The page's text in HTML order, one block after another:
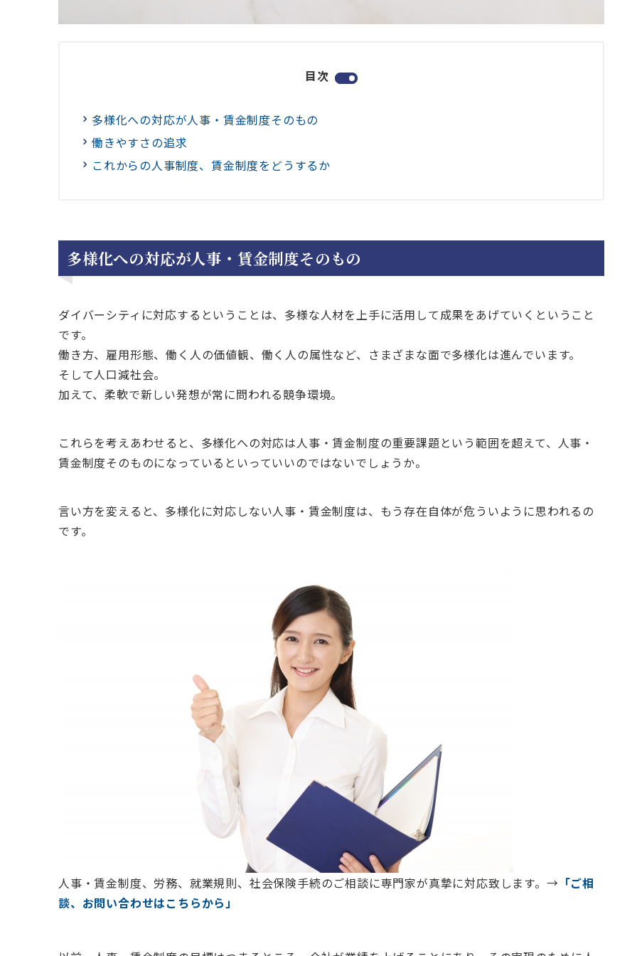
目次
多様化への対応が人事・賃金制度そのもの
働きやすさの追求
これからの人事制度、賃金制度をどうするか
多様化への対応が人事・賃金制度そのもの
ダイバーシティに対応するということは、多様な人材を上手に活用して成果をあげていくということ
です。
働き方、雇用形態、働く人の価値観、働く人の属性など、さまざまな面で多様化は進んでいます。
そして人口減社会。
加えて、柔軟で新しい発想が常に問われる競争環境。
これらを考えあわせると、多様化への対応は人事・賃金制度の重要課題という範囲を超えて、人事・
賃金制度そのものになっているといっていいのではないでしょうか。
言い方を変えると、多様化に対応しない人事・賃金制度は、もう存在自体が危ういように思われるの
です。
人事・賃金制度、労務、就業規則、社会保険手続のご相談に専門家が真摯に対応致します。→ 「ご相
談、お問い合わせはこちらから」